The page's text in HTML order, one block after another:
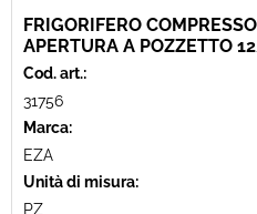
FRIGORIFERO
APERTURA A POZZETTO
Cod. art.:
31756
Marca:
EZA
Unità di misura:
PZ